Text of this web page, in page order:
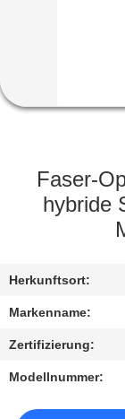
FABRIK-
SIE
MIT
UNS
IN
Faser-
hybride
Herkunftsort:
Markenname:
Zertifizierung:
Modellnummer: